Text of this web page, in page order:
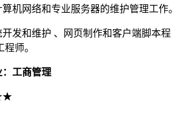
机网络和专业服务器的维护管理工作。
发和维护 、网页制作和客户端脚本程
师。
工商管理